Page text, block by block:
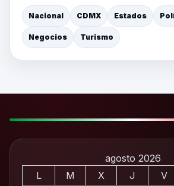
Nacional CDMX Estados
Negocios Turismo
agosto 2026
L
M X J V